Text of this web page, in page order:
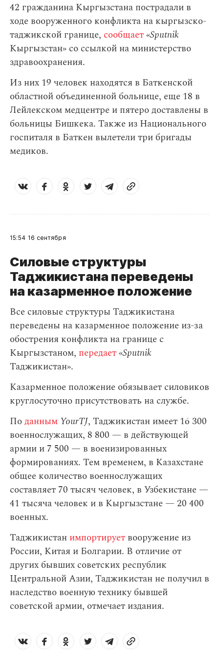
42 гражданина Кыргызстана пострадали в
ходе вооруженного конфликта на кыргызско-
таджикской границе, сообщает«Sputnik
Кыргызстан» со ссылкой на министерство
здравоохранения.
Из них 19 человек находятся в Баткенской
областной объединенной больнице, еще 18 в
Лейлекском медцентре и пятеро доставлены в
больницы Бишкека. Также из Национального
госпиталя в Баткен вылетели три бригады
медиков.
15:54 16 сентября
Силовые структуры
Таджикистана переведены
на казарменное положение
Все силовые структуры Таджикистана
переведены на казарменное положение из-за
обострения конфликта на границе с
Кыргызстаном, передает«Sputnik
Таджикистан».
Казарменное положение обязывает силовиков
круглосуточно присутствовать на службе.
Поданным YourTJ, Таджикистан имеет 16 300
военнослужащих, 8 800 — в действующей
армии и 7 500 — в военизированных
формированиях. Тем временем, в Казахстане
общее количество военнослужащих
составляет 70 тысяч человек, в Узбекистане —
41 тысяча человек и в Кыргызстане — 20 400
военных.
Таджикистан импортирует вооружение из
России, Китая и Болгарии. В отличие от
других бывших советских республик
Центральной Азии, Таджикистан не получил в
наследство военную технику бывшей
советской армии, отмечает издания.